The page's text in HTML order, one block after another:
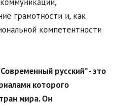
грамотности и, как
компетентности
русский" - это
которого
мира. Он